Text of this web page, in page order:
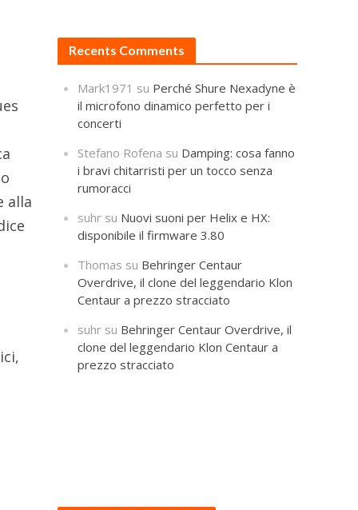
alla
Recents Comments
Mark1971 su Perché Shure Nexadyne è
il microfono dinamico perfetto per i
concerti
Stefano Rofena su Damping: cosa fanno
i bravi chitarristi per un tocco senza
rumoracci
suhr su Nuovi suoni per Helix e HX:
disponibile il firmware 3.80
Thomas su Behringer Centaur
Overdrive, il clone del leggendario Klon
Centaur a prezzo stracciato
suhr su Behringer Centaur Overdrive, il
clone del leggendario Klon Centaur a
prezzo stracciato